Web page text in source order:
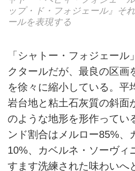
ップ・ド・フォジェール』そ
ールを表現する
「シャトー・フォジェー
クタールだが、最良の区画
を徐々に縮小している。平
岩台地と粘土石灰質の斜面
のような地形を形作ってい
ンド割合はメルロー85%、
10%、カベルネ・ソーヴィ
すます洗練された味わいへ